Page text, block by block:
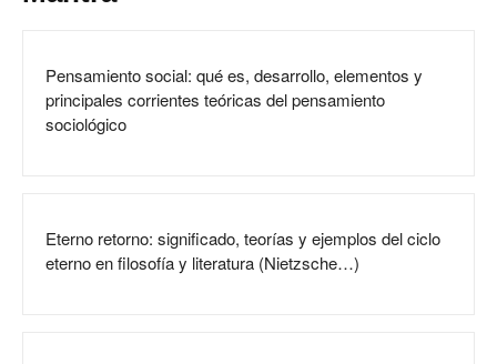
Pensamiento social: qué es, desarrollo, elementos y
principales corrientes teóricas del pensamiento
sociológico
Eterno retorno: significado, teorías y ejemplos del ciclo
eterno en filosofía y literatura (Nietzsche…)